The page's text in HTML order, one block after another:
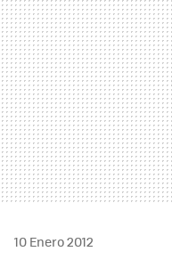
10 Enero 2012